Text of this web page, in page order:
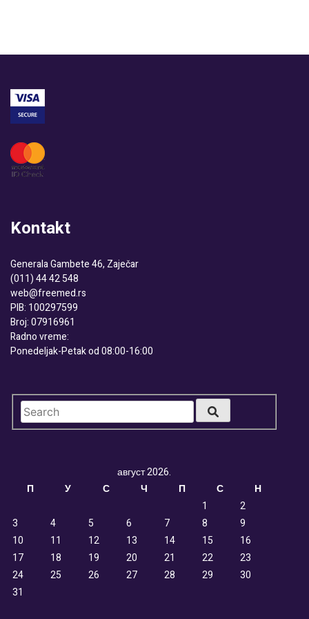
Kontakt
Generala Gambete 46, Zaječar
(011) 44 42 548
web@freemed.rs
PIB: 100297599
Broj: 07916961
Radno vreme:
Ponedeljak-Petak od 08:00-16:00
август 2026.
П
У С Ч П С
Н
1
2
3
4 5 6 7 8
9
10
11 12 13 14 15
16
17
18 19 20 21 22
23
24
25 26 27 28 29
30
31